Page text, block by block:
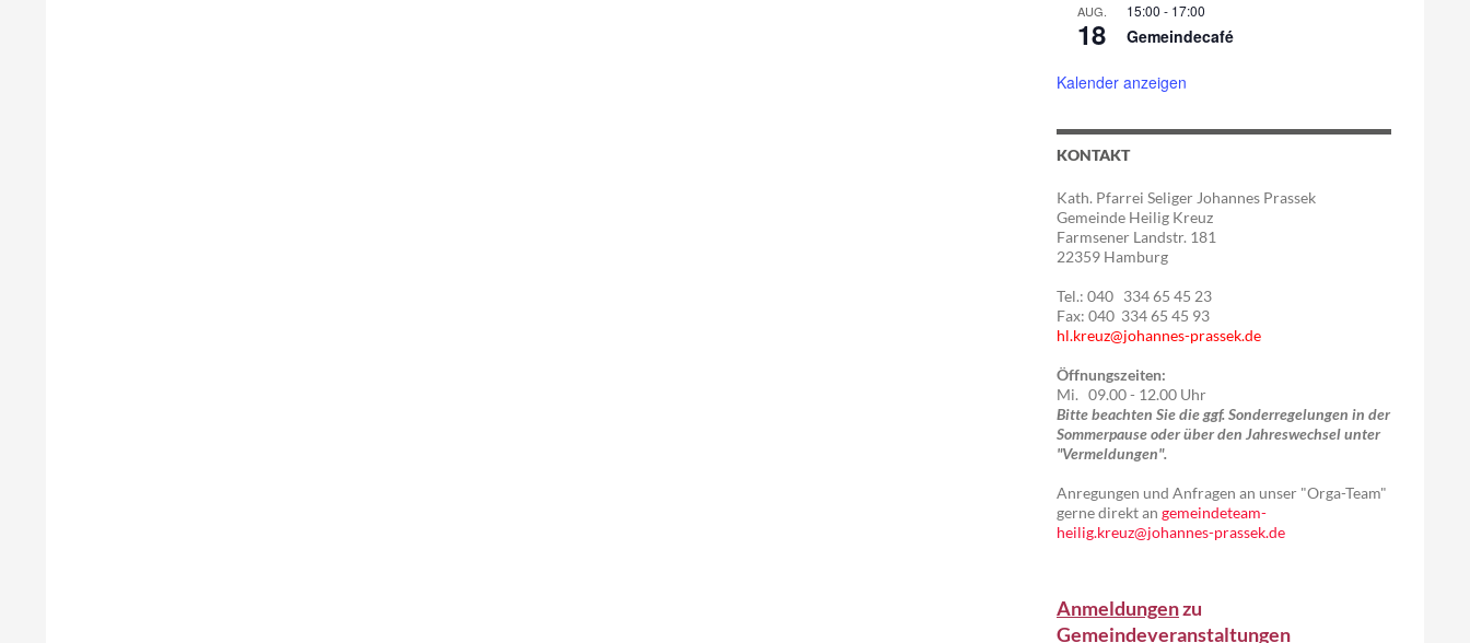
AUG.
18
15:00 - 17:00
Gemeindecafé
Kalender anzeigen
KONTAKT
Kath. Pfarrei Seliger Johannes Prassek
Gemeinde Heilig Kreuz
Farmsener Landstr. 181
22359 Hamburg
Tel.: 040 334 65 45 23
Fax: 040 334 65 45 93
hl.kreuz@johannes-prassek.de
Öffnungszeiten:
Mi. 09.00 - 12.00 Uhr
Bitte beachten Sie die ggf. Sonderregelungen in der
Sommerpause oder über den Jahreswechsel unter
"Vermeldungen".
Anregungen und Anfragen an unser "Orga-Team"
gerne direkt an gemeindeteam-
heilig.kreuz@johannes-prassek.de
Anmeldungenzu
Gemeindeveranstaltungen